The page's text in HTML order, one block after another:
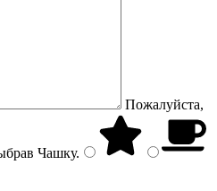
Пожалуйста,
Чашку.